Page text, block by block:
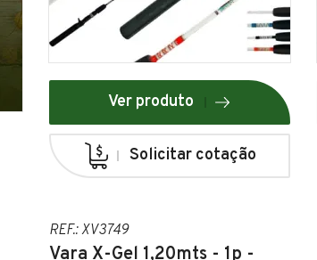
Ver produto
Solicitar cotação
REF.: XV3749
Vara X-Gel 1,20mts - 1p -